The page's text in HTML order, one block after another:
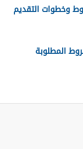
واهم الشروط المطلوبة